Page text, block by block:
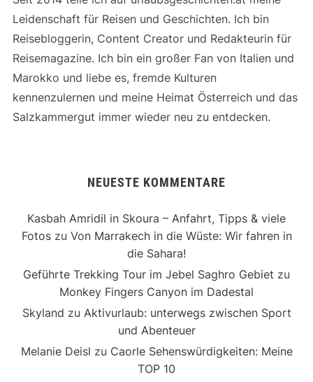
Leidenschaft für Reisen und Geschichten. Ich bin
Reisebloggerin, Content Creator und Redakteurin für
Reisemagazine. Ich bin ein großer Fan von Italien und
Marokko und liebe es, fremde Kulturen
kennenzulernen und meine Heimat Österreich und das
Salzkammergut immer wieder neu zu entdecken.
NEUESTE KOMMENTARE
Kasbah Amridil in Skoura – Anfahrt, Tipps & viele
Fotoszu Von Marrakech in die Wüste: Wir fahren in
die Sahara!
Geführte Trekking Tour im Jebel Saghro Gebiet zu
Monkey Fingers Canyon im Dadestal
Skyland zu Aktivurlaub: unterwegs zwischen Sport
und Abenteuer
Melanie Deisl zu Caorle Sehenswürdigkeiten: Meine
TOP 10